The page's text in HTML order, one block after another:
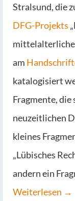
Stralsund, die
DFG-Projekts
am
katalogisiert
Fragmente, die
neuzeitlichen
kleines
„Lübisches
andern ein
Weiterlesen →